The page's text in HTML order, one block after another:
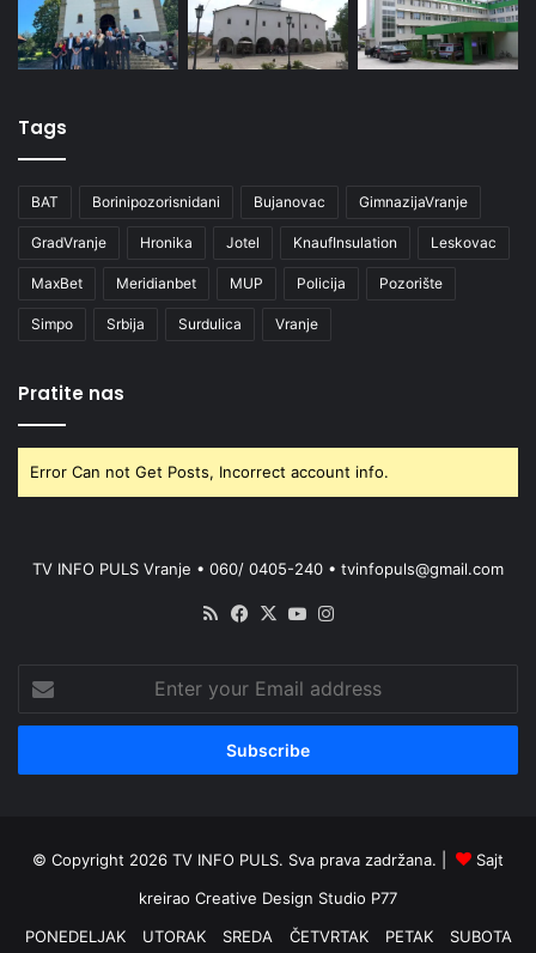
Tags
BAT Borinipozorisnidani Bujanovac GimnazijaVranje
GradVranje Hronika Jotel KnaufInsulation Leskovac
MaxBet Meridianbet MUP Policija Pozorište
Simpo Srbija Surdulica Vranje
Pratite nas
Error Can not Get Posts, Incorrect account info.
TV INFO PULS Vranje • 060/ 0405-240 • tvinfopuls@gmail.com
RSS Facebook
X YouTube
your
Email
© Copyright 2026 TV INFO PULS. Sva prava zadržana. |
Sajt
kreirao Creative Design Studio P77
PONEDELJAK
UTORAK SREDA ČETVRTAK PETAK SUBOTA